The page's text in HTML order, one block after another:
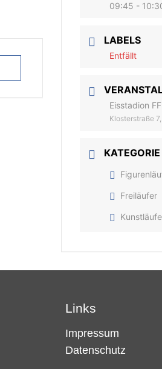
09:45 -
LABELS
Entfällt
Eisstadion
Klosterstraße
KATEGORIE
Freiläufer
Links
Impressum
Datenschutz